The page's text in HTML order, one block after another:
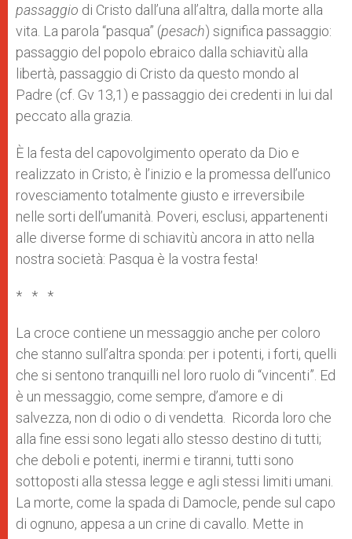
passaggio di Cristo dall’una all’altra, dalla morte alla
vita. La parola “pasqua” (pesach) significa passaggio:
passaggio del popolo ebraico dalla schiavitù alla
libertà, passaggio di Cristo da questo mondo al
Padre (cf. Gv 13,1) e passaggio dei credenti in lui dal
peccato alla grazia.
È la festa del capovolgimento operato da Dio e
realizzato in Cristo; è l’inizio e la promessa dell’unico
rovesciamento totalmente giusto e irreversibile
nelle sorti dell’umanità. Poveri, esclusi, appartenenti
alle diverse forme di schiavitù ancora in atto nella
nostra società: Pasqua è la vostra festa!
* * *
La croce contiene un messaggio anche per coloro
che stanno sull’altra sponda: per i potenti, i forti, quelli
che si sentono tranquilli nel loro ruolo di “vincenti”. Ed
è un messaggio, come sempre, d’amore e di
salvezza, non di odio o di vendetta. Ricorda loro che
alla fine essi sono legati allo stesso destino di tutti;
che deboli e potenti, inermi e tiranni, tutti sono
sottoposti alla stessa legge e agli stessi limiti umani.
La morte, come la spada di Damocle, pende sul capo
di ognuno, appesa a un crine di cavallo. Mette in